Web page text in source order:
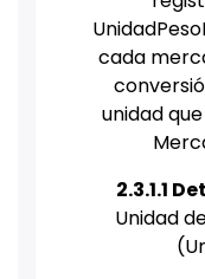
cada
unidad
2.3.1.1
Unidad